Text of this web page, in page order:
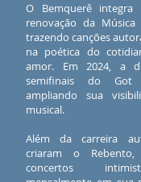
O Bemquerê
renovação da Música
trazendo canções
na poética do
amor. Em 2024, a
semifinais do Got
ampliando sua
musical.
Além da carreira
criaram o
concertos